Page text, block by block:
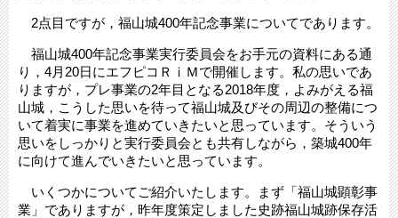
2点目ですが，福山城400年記念事業についてであります。
福山城400年記念事業実行委員会をお手元の資料にある通
り，4月20日にエフピコＲｉＭで開催します。私の思いであ
りますが，プレ事業の2年目となる2018年度，よみがえる福
山城，こうした思いを待って福山城及びその周辺の整備につ
いて着実に事業を進めていきたいと思っています。そういう
思いをしっかりと実行委員会とも共有しながら，築城400年
に向けて進んでいきたいと思っています。
いくつかについてご紹介いたします。まず「福山城顕彰事
業」でありますが，昨年度策定しました史跡福山城跡保存活